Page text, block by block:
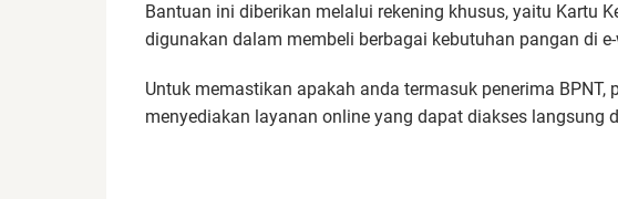
Bantuan ini diberikan melalui rekening khusus, yaitu Kartu
digunakan dalam membeli berbagai kebutuhan pangan di
Untuk memastikan apakah anda termasuk penerima
menyediakan layanan online yang dapat diakses langsung